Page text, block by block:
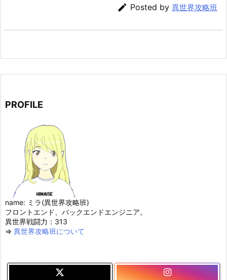
 Posted by 異世界攻略班
PROFILE
name: ミラ(異世界攻略班)
フロントエンド、バックエンドエンジニア。
異世界戦闘力：313
⇒ 異世界攻略班について